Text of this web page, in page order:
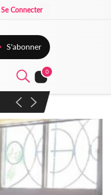
Se Connecter
S'abonner
0